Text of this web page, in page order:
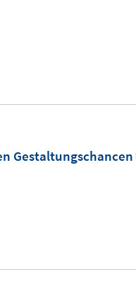
Gestaltungschancen